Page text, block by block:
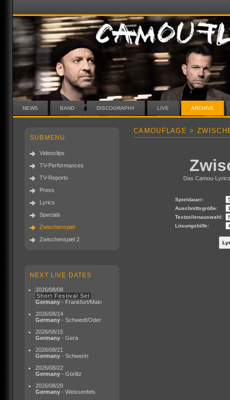
NEWS BAND DISCOGRAPHY LIVE ARCHIVE
SUBMENU
Videoclips
TV-Performances
TV-Reports
Press
Lyrics
Specials
Zwischenspiel
Zwischenspiel 2
NEXT LIVE DATES
2026/08/08
Short Festival Set
Germany - Frankfurt/Main
2026/08/14
Germany - Schwedt/Oder
2026/08/15
Germany - Gera
2026/08/21
Germany - Schwerin
2026/08/22
Germany - Görlitz
2026/08/28
Germany - Weissenfels
CAMOUFLAGE >
Das Camou-
Spieldauer:
Auschnittsgröße:
Textzeilenauswahl:
Lösungshilfe: